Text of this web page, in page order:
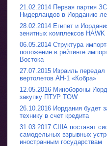
21.02.2014 Первая партия
Нидерландов в Иорданию
28.02.2014 Египет и
зенитных комплексов HAWK
06.05.2014 Структура
положение в рейтинге
Востока
27.07.2015 Израиль
вертолетов AH-1 «Кобра»
12.05.2016 Минобороны
закупку ПТУР TOW
26.10.2016 Иордания будет
технику в счет кредита
31.03.2017 США поставят
самодельных взрывных
иностранным государствам